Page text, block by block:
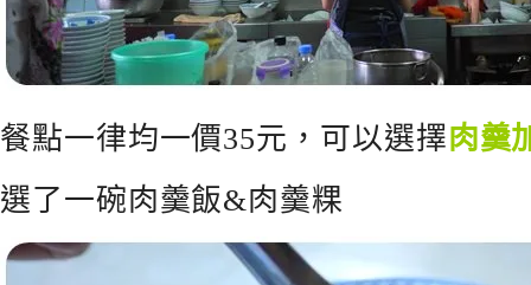
餐點一律均一價35元，可以選擇 肉羹
選了一碗肉羹飯&肉羹粿